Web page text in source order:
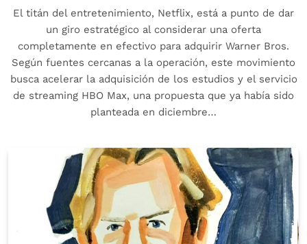
El titán del entretenimiento, Netflix, está a punto de dar
un giro estratégico al considerar una oferta
completamente en efectivo para adquirir Warner Bros.
Según fuentes cercanas a la operación, este movimiento
busca acelerar la adquisición de los estudios y el servicio
de streaming HBO Max, una propuesta que ya había sido
planteada en diciembre…